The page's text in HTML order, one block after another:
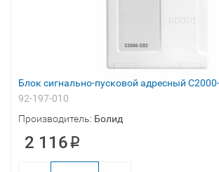
Блок сигнально-пусковой адресный
92-197-010
Производитель: Болид
2 116